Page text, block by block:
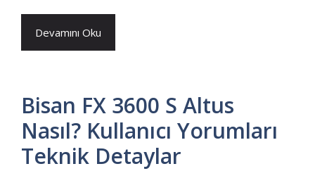
Devamını Oku
Bisan FX 3600 S Altus
Nasıl? Kullanıcı Yorumları
Teknik Detaylar